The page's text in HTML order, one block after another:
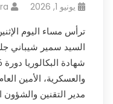
يونيو 1, 2026
السيد سمير شيباني
والعسكرية، الأمين
مدير التقنين والشؤون